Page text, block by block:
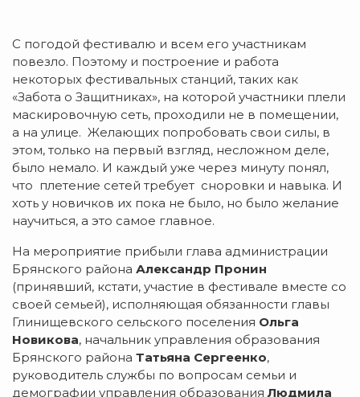
С погодой фестивалю и всем его участникам
повезло. Поэтому и построение и работа
некоторых фестивальных станций, таких как
«Забота о Защитниках», на которой участники плели
маскировочную сеть, проходили не в помещении,
а на улице. Желающих попробовать свои силы, в
этом, только на первый взгляд, несложном деле,
было немало. И каждый уже через минуту понял,
что плетение сетей требует сноровки и навыка. И
хоть у новичков их пока не было, но было желание
научиться, а это самое главное.
На мероприятие прибыли глава администрации
Брянского района Александр Пронин
(принявший, кстати, участие в фестивале вместе со
своей семьей), исполняющая обязанности главы
Глинищевского сельского поселения Ольга
Новикова, начальник управления образования
Брянского района Татьяна Сергеенко,
руководитель службы по вопросам семьи и
демографии управления образованияЛюдмила